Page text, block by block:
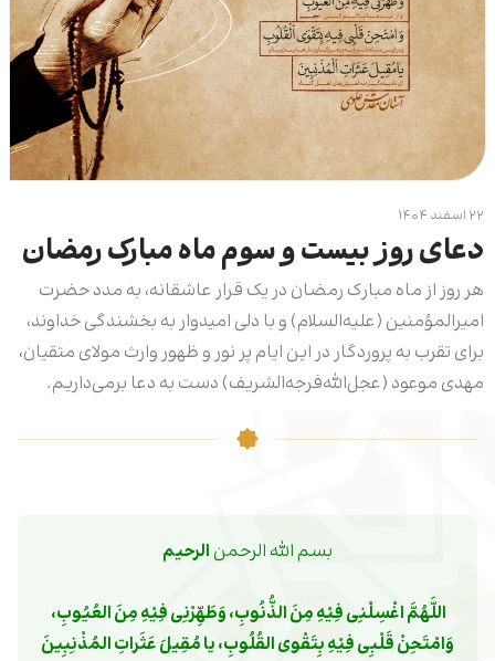
۲۲ اسفند ۱۴۰۴
دعای روز بیست و سوم ماه مبارک رمضان
هر روز از ماه مبارک رمضان در یک قرار عاشقانه، به مدد حضرت
امیرالمؤمنین (علیه‌السلام) و با دلی امیدوار به بخشندگی خداوند،
برای تقرب به پروردگار در این ایام پر نور و ظهور وارث مولای متقیان،
مهدی موعود (عجل‌الله‌فرجه‌ا‌لشریف) دست به دعا برمی‌داریم.
بسم الله الرحمن الرحیم
وَامْتَحِنْ قَلْبِی فِیْهِ بِتَقْوى القُلُوبِ، یا مُقِیلَ عَثَراتِ المُذْنِبِینَ